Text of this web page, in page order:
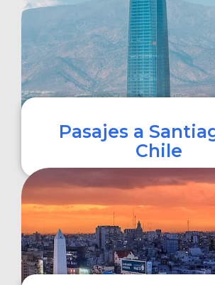
COMPRAR
Pasajes a
Chile